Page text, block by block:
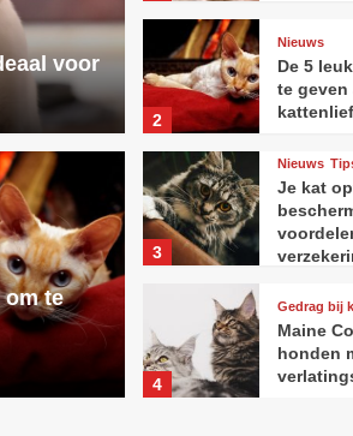
dingen om te
voor
om te
2
Nieuws
De 5
te geven
3
Nieuws
Je kat
4
Gedrag bij
Maine
honden